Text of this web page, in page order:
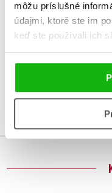
môžu príslušné
údajmi, ktoré ste im
keď ste používali ich
Žiadne užívateľské
Vaše hodnotenie
Prihlásiť